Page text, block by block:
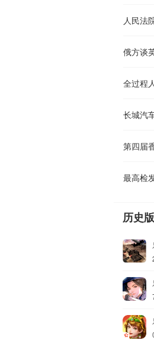
人民法
俄方谈
长城汽
第四届
最高检
历史